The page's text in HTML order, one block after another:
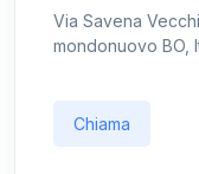
Via Savena
mondonuovo BO,
Chiama